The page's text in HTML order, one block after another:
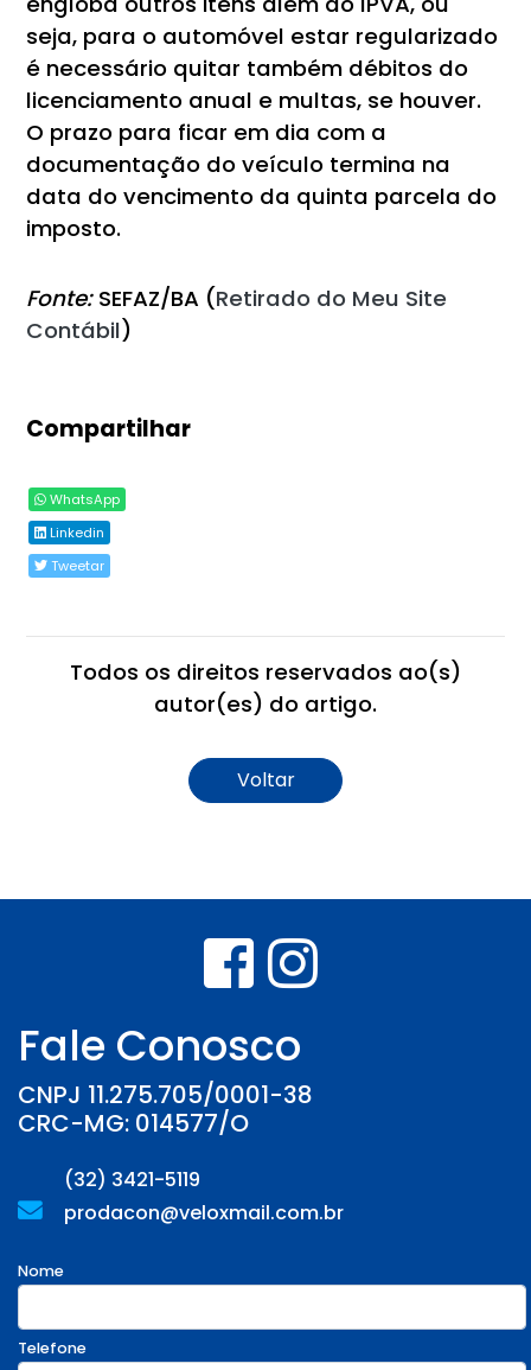
seja, para o automóvel estar regularizado
é necessário quitar também débitos do
licenciamento anual e multas, se houver.
O prazo para ficar em dia com a
documentação do veículo termina na
data do vencimento da quinta parcela do
imposto.
Fonte:SEFAZ/BA (Retirado do Meu Site
Contábil)
Compartilhar
WhatsApp
Linkedin
Tweetar
Todos os direitos reservados ao(s)
autor(es) do artigo.
Voltar
Fale Conosco
CNPJ 11.275.705/0001-38
CRC-MG: 014577/O
(32) 3421-5119
prodacon@veloxmail.com.br
Nome
Telefone